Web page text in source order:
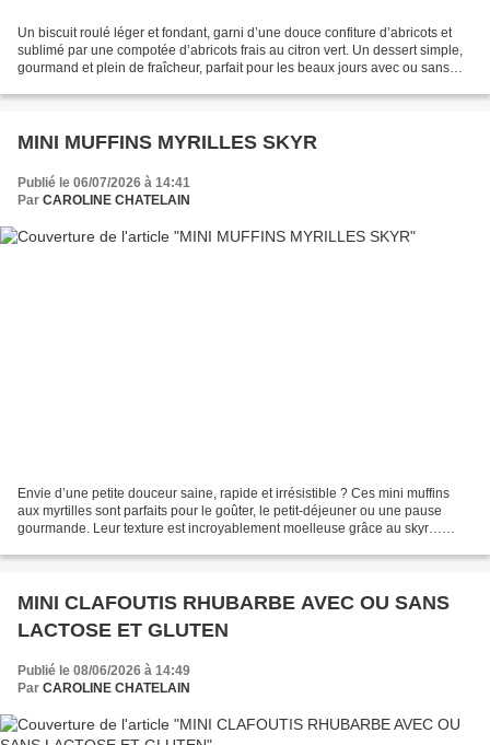
Un biscuit roulé léger et fondant, garni d’une douce confiture d’abricots et
sublimé par une compotée d’abricots frais au citron vert. Un dessert simple,
gourmand et plein de fraîcheur, parfait pour les beaux jours avec ou sans
MINI MUFFINS MYRILLES SKYR
Publié le 06/07/2026 à 14:41
Par CAROLINE CHATELAIN
Envie d’une petite douceur saine, rapide et irrésistible ? Ces mini muffins
aux myrtilles sont parfaits pour le goûter, le petit-déjeuner ou une pause
gourmande. Leur texture est incroyablement moelleuse grâce au skyr…
MINI CLAFOUTIS RHUBARBE AVEC OU SANS
LACTOSE ET GLUTEN
Publié le 08/06/2026 à 14:49
Par CAROLINE CHATELAIN